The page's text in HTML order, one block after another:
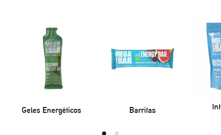
Geles Energéticos Barritas